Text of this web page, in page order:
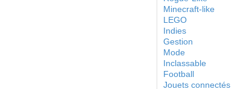
Minecraft-like
LEGO
Indies
Gestion
Mode
Inclassable
Football
Jouets connectés